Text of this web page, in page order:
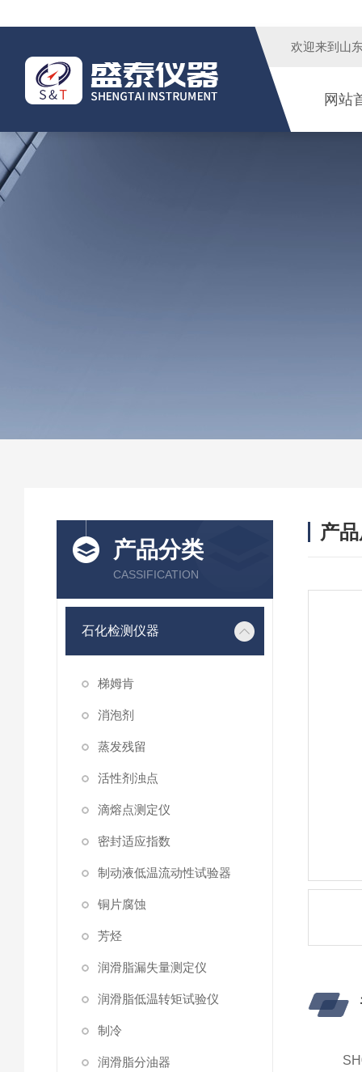
欢迎来到 山
网站
产品分类
CASSIFICATION
石化检测仪器
梯姆肯
消泡剂
蒸发残留
活性剂浊点
滴熔点测定仪
密封适应指数
制动液低温流动性试验器
铜片腐蚀
芳烃
润滑脂漏失量测定仪
润滑脂低温转矩试验仪
制冷
润滑脂分油器
产